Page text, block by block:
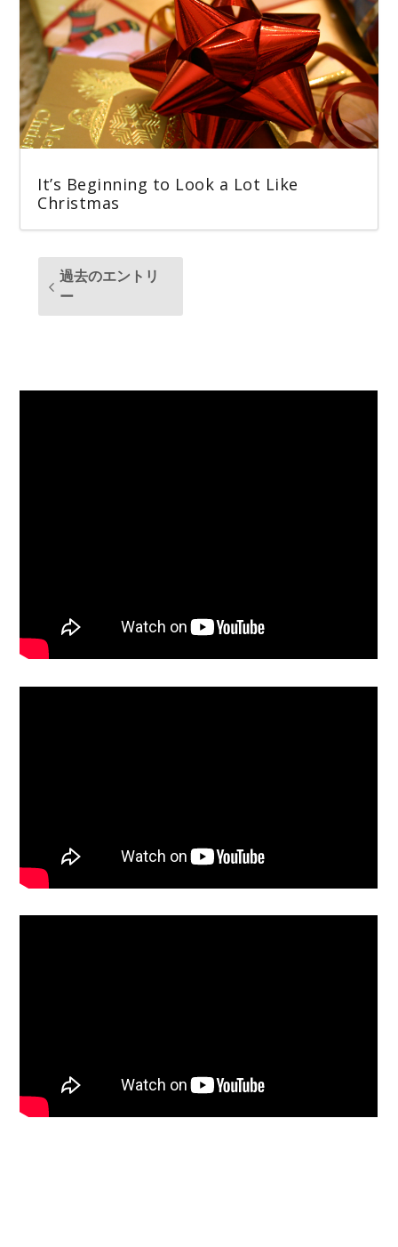
It’s Beginning to Look a Lot Like
Christmas
過去のエントリ
ー